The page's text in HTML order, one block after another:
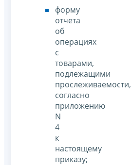
форму
отчета
об
операциях
с
товарами,
подлежащими
прослеживаемости,
согласно
приложению
N
4
к
настоящему
приказу;